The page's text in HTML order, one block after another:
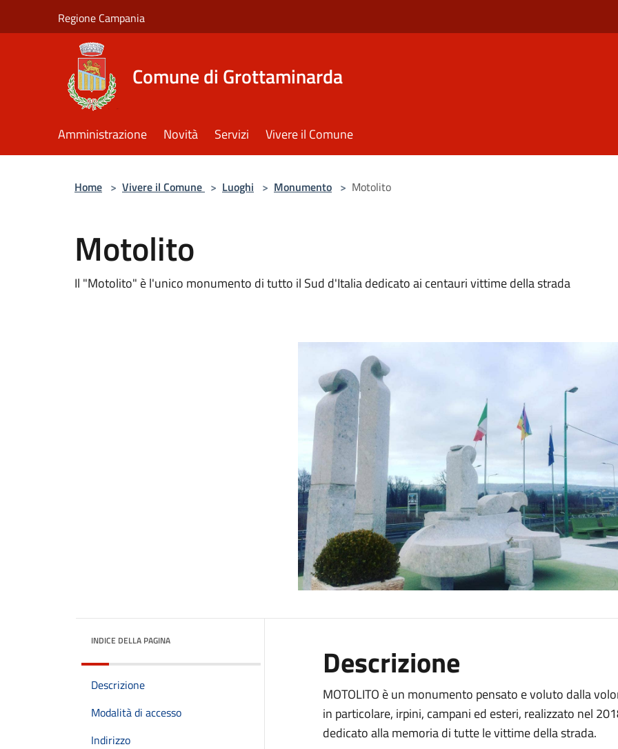
Regione Campania
Comune di Grottaminarda
Amministrazione Novità Servizi Vivere il Comune
Home > Vivere il Comune > Luoghi > Monumento > Motolito
Motolito
Il "Motolito" è l'unico monumento di tutto il Sud d'Italia dedicato ai centauri vittime della strada
INDICE DELLA PAGINA
Descrizione
Modalità di accesso
Indirizzo
Descrizione
MOTOLITO è un monumento pensato e voluto dalla
in particolare, irpini, campani ed esteri, realizzato nel
dedicato alla memoria di tutte le vittime della strada.